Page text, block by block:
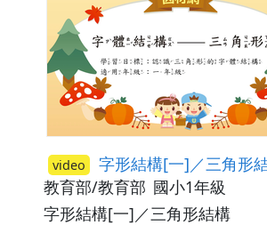
video 字形結構[一]／三角形
教育部/教育部 國小1年級
字形結構[一]／三角形結構